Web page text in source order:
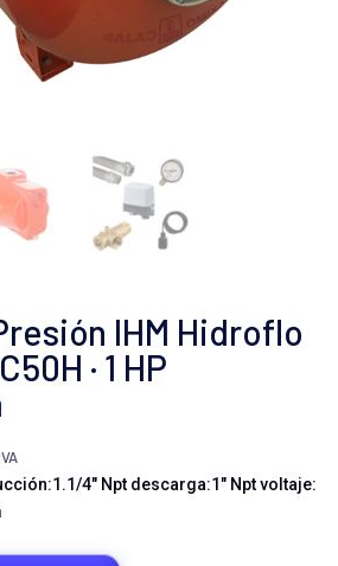
IHM Hidroflo
· 1 HP
4″ Npt descarga:1″ Npt voltaje: